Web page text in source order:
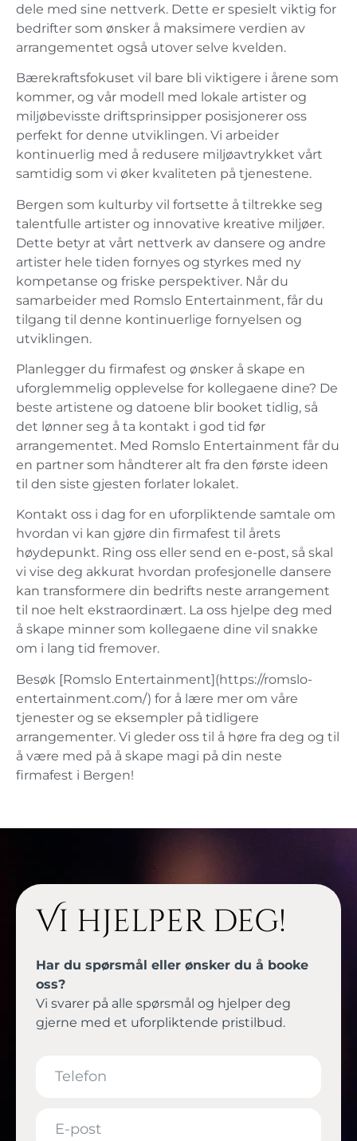
dele med sine nettverk. Dette er spesielt viktig for
bedrifter som ønsker å maksimere verdien av
arrangementet også utover selve kvelden.
Bærekraftsfokuset vil bare bli viktigere i årene som
kommer, og vår modell med lokale artister og
miljøbevisste driftsprinsipper posisjonerer oss
perfekt for denne utviklingen. Vi arbeider
kontinuerlig med å redusere miljøavtrykket vårt
samtidig som vi øker kvaliteten på tjenestene.
Bergen som kulturby vil fortsette å tiltrekke seg
talentfulle artister og innovative kreative miljøer.
Dette betyr at vårt nettverk av dansere og andre
artister hele tiden fornyes og styrkes med ny
kompetanse og friske perspektiver. Når du
samarbeider med Romslo Entertainment, får du
tilgang til denne kontinuerlige fornyelsen og
utviklingen.
Planlegger du firmafest og ønsker å skape en
uforglemmelig opplevelse for kollegaene dine? De
beste artistene og datoene blir booket tidlig, så
det lønner seg å ta kontakt i god tid før
arrangementet. Med Romslo Entertainment får du
en partner som håndterer alt fra den første ideen
til den siste gjesten forlater lokalet.
Kontakt oss i dag for en uforpliktende samtale om
hvordan vi kan gjøre din firmafest til årets
høydepunkt. Ring oss eller send en e-post, så skal
vi vise deg akkurat hvordan profesjonelle dansere
kan transformere din bedrifts neste arrangement
til noe helt ekstraordinært. La oss hjelpe deg med
å skape minner som kollegaene dine vil snakke
om i lang tid fremover.
Besøk [Romslo Entertainment](https://romslo-
entertainment.com/) for å lære mer om våre
tjenester og se eksempler på tidligere
arrangementer. Vi gleder oss til å høre fra deg og til
å være med på å skape magi på din neste
firmafest i Bergen!
Vi hjelper deg!
Har du spørsmål eller ønsker du å booke
oss?
Vi svarer på alle spørsmål og hjelper deg
gjerne med et uforpliktende pristilbud.